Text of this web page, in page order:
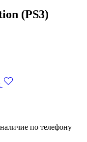
(PS3)
по телефону